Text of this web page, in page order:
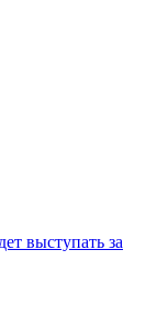
выступать за